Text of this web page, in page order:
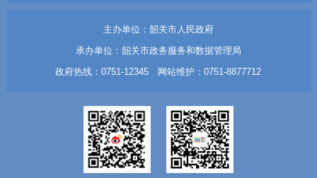
主办单位：韶关市人民政府
承办单位：韶关市政务服务和数据管理局
政府热线：0751-12345 网站维护：0751-8877712